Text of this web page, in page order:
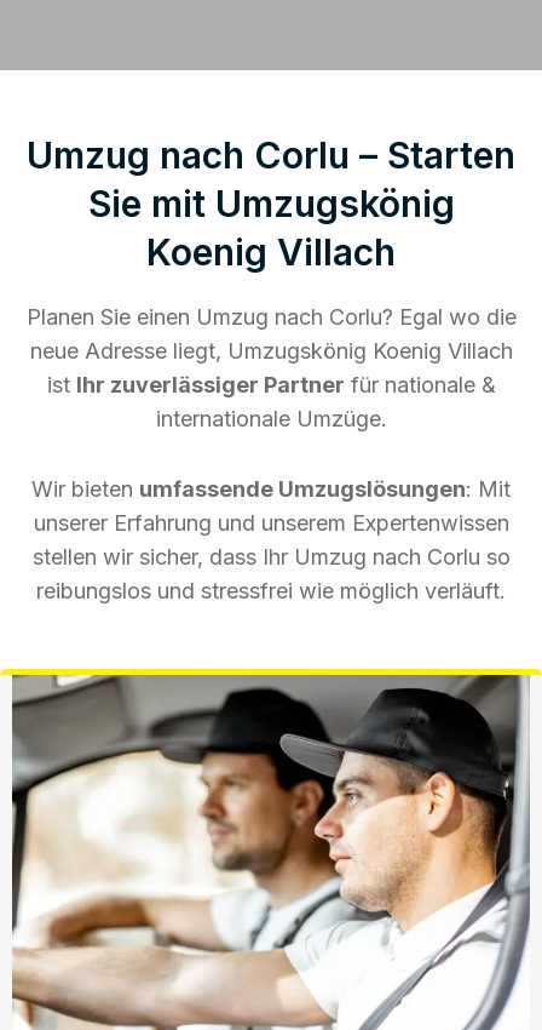
Umzug nach Corlu – Starten
Sie mit Umzugskönig
Koenig Villach
Planen Sie einen Umzug nach Corlu? Egal wo die
neue Adresse liegt, Umzugskönig Koenig Villach
ist Ihr zuverlässiger Partner für nationale &
internationale Umzüge.
Wir bieten umfassende Umzugslösungen: Mit
unserer Erfahrung und unserem Expertenwissen
stellen wir sicher, dass Ihr Umzug nach Corlu so
reibungslos und stressfrei wie möglich verläuft.